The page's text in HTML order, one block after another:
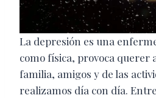
La depresión es una
como física, provoca querer
familia, amigos y de las
realizamos día con día.